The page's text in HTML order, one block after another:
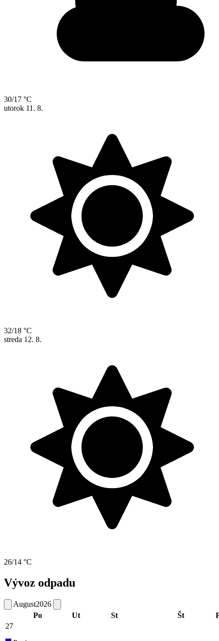
30/17 °C
utorok 11. 8.
32/18 °C
streda 12. 8.
26/14 °C
Vývoz odpadu
August2026
Po
Ut St Št
27